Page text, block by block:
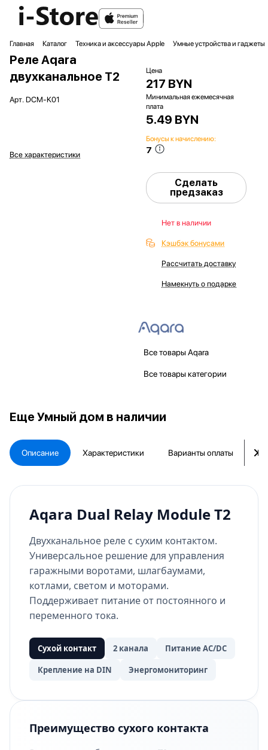
Главная Каталог Техника и аксессуары Apple Умные устройства и гаджеты
Реле Aqara
двухканальное T2
Арт. DCM-K01
Все характеристики
Цена
217 BYN
Минимальная ежемесячная
плата
5.49 BYN
Бонусы к начислению:
7
Сделать
предзаказ
Нет в наличии
Кэшбэк бонусами
Рассчитать доставку
Намекнуть о подарке
Все товары Aqara
Все товары категории
Еще Умный дом в наличии
Описание Характеристики Варианты оплаты
Aqara Dual Relay Module T2
Двухканальное реле с сухим контактом.
Универсальное решение для управления
гаражными воротами, шлагбаумами,
котлами, светом и моторами.
Поддерживает питание от постоянного и
переменного тока.
Сухой контакт 2 канала
Питание AC/DC
Крепление на DIN
Энергомониторинг
Преимущество сухого контакта